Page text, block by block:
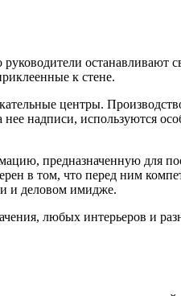
останавливают
к стене.
центры.
надписи, используются
предназначенную для
в том, что перед ним
и деловом имидже.
любых интерьеров и